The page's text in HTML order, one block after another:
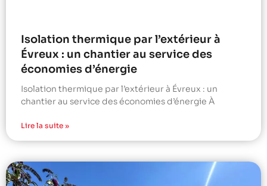
Isolation thermique par l’extérieur à
Évreux : un chantier au service des
économies d’énergie
Isolation thermique par l’extérieur à Évreux : un
chantier au service des économies d’énergie À
Lire la suite »